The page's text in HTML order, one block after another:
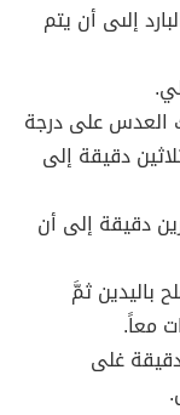
إلىى أن يتم
العدس على درجة
دقيقة إلى
دقيقة إلى أن
باليدين ثمَّ
معاً.
غلى